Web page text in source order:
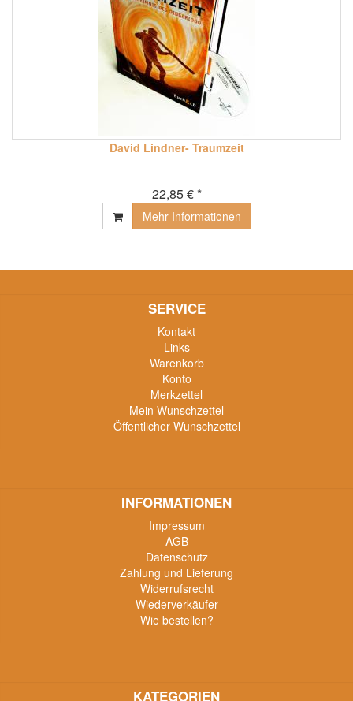
David Lindner- Traumzeit
22,85 € *
Mehr Informationen
SERVICE
Kontakt
Links
Warenkorb
Konto
Merkzettel
Mein Wunschzettel
Öffentlicher Wunschzettel
INFORMATIONEN
Impressum
AGB
Datenschutz
Zahlung und Lieferung
Widerrufsrecht
Wiederverkäufer
Wie bestellen?
KATEGORIEN